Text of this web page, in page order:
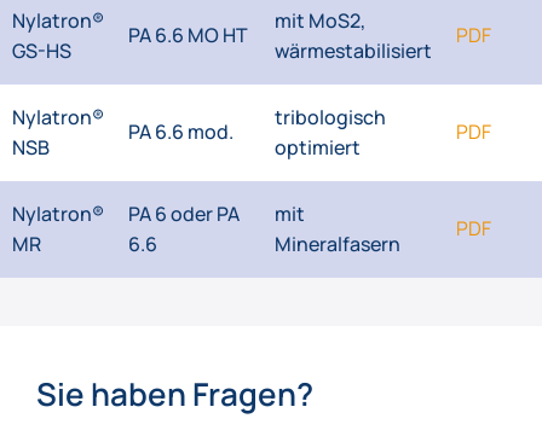
Nylatron®
GS-HS
PA 6.6 MO HT
mit MoS2,
wärmestabilisiert
PDF
Nylatron®
NSB
PA 6.6 mod.
tribologisch
optimiert
PDF
Nylatron®
MR
PA 6 oder PA
6.6
mit
Mineralfasern
PDF
Sie haben Fragen?